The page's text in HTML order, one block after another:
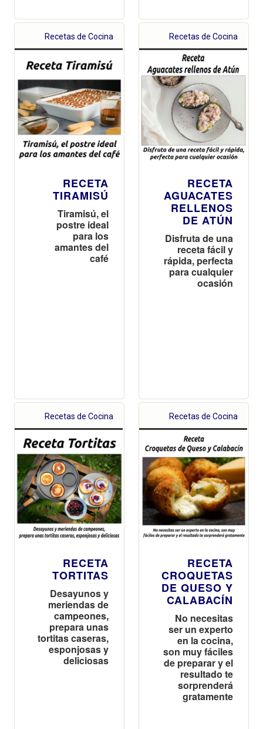
Recetas de Cocina
RECETA
TIRAMISÚ
Tiramisú, el
postre ideal
para los
amantes del
café
Recetas de Cocina
RECETA
AGUACATES
RELLENOS
DE ATÚN
Disfruta de una
receta fácil y
rápida, perfecta
para cualquier
ocasión
Recetas de Cocina
RECETA
TORTITAS
Desayunos y
meriendas de
campeones,
prepara unas
tortitas caseras,
esponjosas y
deliciosas
Recetas de Cocina
RECETA
CROQUETAS
DE QUESO Y
CALABACÍN
No necesitas
ser un experto
en la cocina,
son muy fáciles
de preparar y el
resultado te
sorprenderá
gratamente